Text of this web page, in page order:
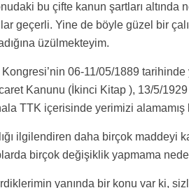
bu çifte kanun şartları altında
geçerli. Yine de böyle güzel bir
üzülmekteyim.
Kongresi’nin 06-11/05/1889
Kanunu (İkinci Kitap ), 13/5/
TTK içerisinde yerimizi alamamış
ilgilendiren daha birçok maddeyi
birçok değişiklik yapmama
yanında bir konu var ki,